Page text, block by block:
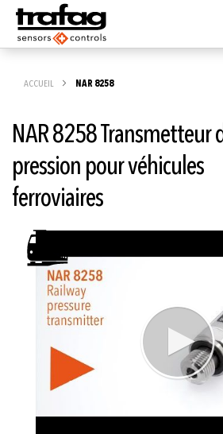
ACCUEIL NAR 8258
NAR 8258 Transmetteur
pression pour véhicules
ferroviaires
Skip